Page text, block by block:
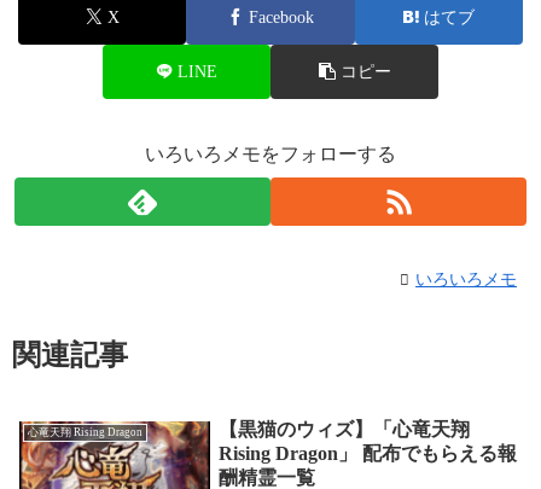
X Facebook はてブ
LINE コピー
いろいろメモをフォローする
いろいろメモ
関連記事
心竜天翔 Rising Dragon
【黒猫のウィズ】「心竜天翔
Rising Dragon」 配布でもらえる報
酬精霊一覧